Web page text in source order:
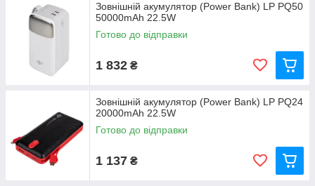
Зовнішній акумулятор (Power Bank) LP PQ50
50000mAh 22.5W
Готово до відправки
1 832 ₴
Зовнішній акумулятор (Power Bank) LP PQ24
20000mAh 22.5W
Готово до відправки
1 137 ₴